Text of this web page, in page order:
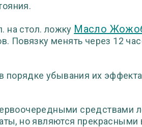
на стол. ложку Масло
Повязку менять через 12
убывания их
средствами
но являются